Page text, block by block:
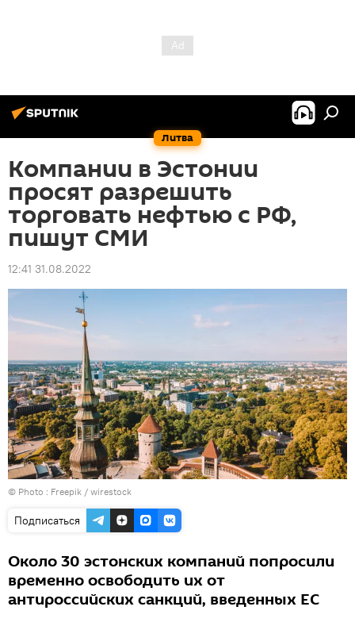
Литва
Компании в Эстонии
просят разрешить
торговать нефтью с РФ,
пишут СМИ
12:41 31.08.2022
© Photo : Freepik / wirestock
Подписаться
Около 30 эстонских компаний попросили
временно освободить их от
антироссийских санкций, введенных ЕС